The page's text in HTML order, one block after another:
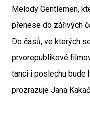
Melody Gentlemen,
přenese do zářivých
Do časů, ve kterých
prvorepublikové
tanci i poslechu bude
prozrazuje Jana